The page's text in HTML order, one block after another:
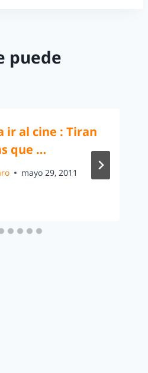
puede
ir al cine : Tiran
que …
mayo 29, 2011